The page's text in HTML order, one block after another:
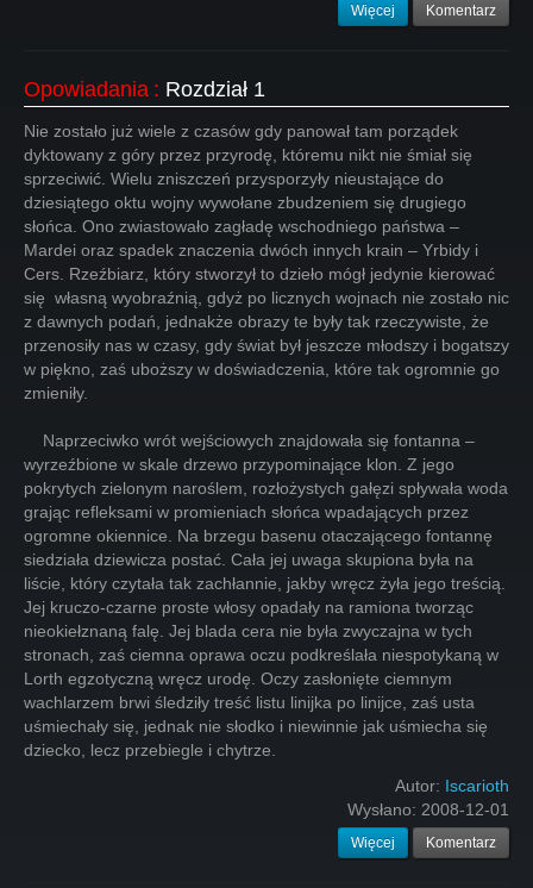
Więcej Komentarz
Opowiadania : Rozdział 1
Nie zostało już wiele z czasów gdy panował tam porządek
dyktowany z góry przez przyrodę, któremu nikt nie śmiał się
sprzeciwić. Wielu zniszczeń przysporzyły nieustające do
dziesiątego oktu wojny wywołane zbudzeniem się drugiego
słońca. Ono zwiastowało zagładę wschodniego państwa –
Mardei oraz spadek znaczenia dwóch innych krain – Yrbidy i
Cers. Rzeźbiarz, który stworzył to dzieło mógł jedynie kierować
się własną wyobraźnią, gdyż po licznych wojnach nie zostało nic
z dawnych podań, jednakże obrazy te były tak rzeczywiste, że
przenosiły nas w czasy, gdy świat był jeszcze młodszy i bogatszy
w piękno, zaś uboższy w doświadczenia, które tak ogromnie go
zmieniły.
Naprzeciwko wrót wejściowych znajdowała się fontanna –
wyrzeźbione w skale drzewo przypominające klon. Z jego
pokrytych zielonym naroślem, rozłożystych gałęzi spływała woda
grając refleksami w promieniach słońca wpadających przez
ogromne okiennice. Na brzegu basenu otaczającego fontannę
siedziała dziewicza postać. Cała jej uwaga skupiona była na
liście, który czytała tak zachłannie, jakby wręcz żyła jego treścią.
Jej kruczo-czarne proste włosy opadały na ramiona tworząc
nieokiełznaną falę. Jej blada cera nie była zwyczajna w tych
stronach, zaś ciemna oprawa oczu podkreślała niespotykaną w
Lorth egzotyczną wręcz urodę. Oczy zasłonięte ciemnym
wachlarzem brwi śledziły treść listu linijka po linijce, zaś usta
uśmiechały się, jednak nie słodko i niewinnie jak uśmiecha się
dziecko, lecz przebiegle i chytrze.
Autor: Iscarioth
Wysłano: 2008-12-01
Więcej Komentarz